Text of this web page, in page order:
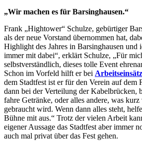
„Wir machen es für Barsinghausen.“
Frank „Hightower“ Schulze, gebürtiger
als der neue Vorstand übernommen hat,
Highlight des Jahres in Barsinghausen und
immer mit dabei“, erklärt Schulze, „Für
selbstverständlich, dieses tolle Event
Schon im Vorfeld hilft er bei
dem Stadtfest ist er für den Verein auf dem
dann bei der Verteilung der Kabelbrücken,
fahre Getränke, oder alles andere, was
gebraucht wird. Wenn dann alles steht,
Bühne mit aus.“ Trotz der vielen Arbeit
eigener Aussage das Stadtfest aber immer
auch mal privat über das Fest gehen.